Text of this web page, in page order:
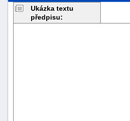
Ukázka textu
předpisu: